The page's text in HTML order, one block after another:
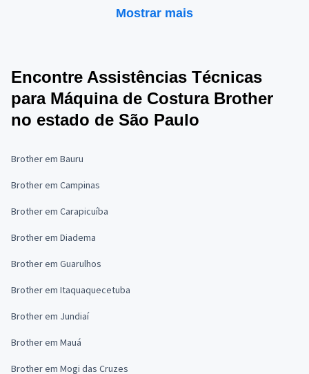
Mostrar mais
Encontre Assistências Técnicas
para Máquina de Costura Brother
no estado de São Paulo
Brother em Bauru
Brother em Campinas
Brother em Carapicuíba
Brother em Diadema
Brother em Guarulhos
Brother em Itaquaquecetuba
Brother em Jundiaí
Brother em Mauá
Brother em Mogi das Cruzes